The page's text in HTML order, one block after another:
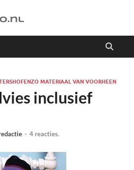
zo
MATERIAAL VAN VOORHEEN
inclusief
- 4 reacties.